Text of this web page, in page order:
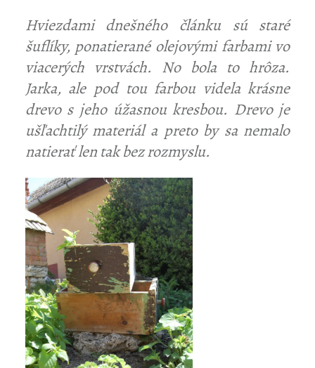
Hviezdami dnešného článku sú staré
šuflíky, ponatierané olejovými farbami vo
viacerých vrstvách. No bola to hrôza.
Jarka, ale pod tou farbou videla krásne
drevo s jeho úžasnou kresbou. Drevo je
ušľachtilý materiál a preto by sa nemalo
natierať len tak bez rozmyslu.